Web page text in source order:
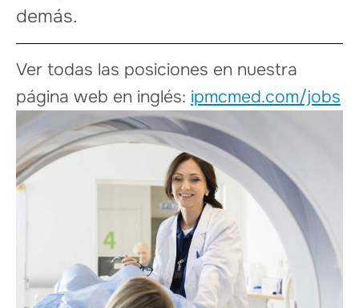
demás.
Ver todas las posiciones en nuestra
página web en inglés: ipmcmed.com/jobs